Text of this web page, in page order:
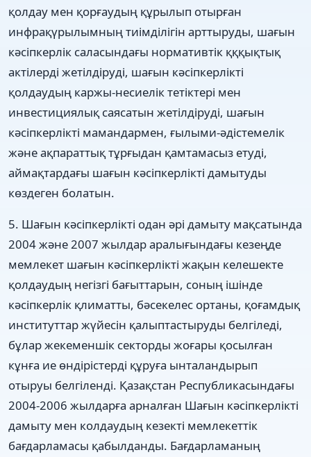
қолдау мен қорғаудың құрылып отырған
инфрақүрылымның тиімділігін арттыруды, шағын
кəсіпкерлік саласындағы нормативтік қққықтық
актілерді жетілдіруді, шағын кəсіпкерлікті
қолдаудың каржы-несиелік тетіктері мен
инвестициялық саясатын жетілдіруді, шағын
кəсіпкерлікті мамандармен, ғылыми-əдістемелік
жəне ақпараттық тұрғыдан қамтамасыз етуді,
аймақтардағы шағын кəсіпкерлікті дамытуды
көздеген болатын.
5. Шағын кəсіпкерлікті одан əрі дамыту мақсатында
2004 жəне 2007 жылдар аралығындағы кезеңде
мемлекет шағын кəсіпкерлікті жақын келешекте
қолдаудың негізгі бағыттарын, соның ішінде
кəсіпкерлік қлиматты, бəсекелес ортаны, қоғамдық
институттар жүйесін қалыптастыруды белгіледі,
бұлар жекеменшік секторды жоғары қосылған
кұнға ие өндірістерді құруға ынталандырып
отыруы белгіленді. Қазақстан Республикасындағы
2004-2006 жылдарға арналған Шағын кəсіпкерлікті
дамыту мен колдаудың кезекті мемлекеттік
бағдарламасы қабылданды. Бағдарламаның